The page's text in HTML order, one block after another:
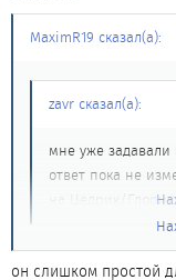
MaximR19 сказал(а):
zavr сказал(а):
мне уже
ответ пока не
на Цедрик/
А почему SkyLine
он слишком простой